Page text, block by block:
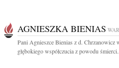
AGNIESZKA BIENIAS
Pani Agnieszce Bienias z d. Chrzanowicz
głębokiego współczucia z powodu